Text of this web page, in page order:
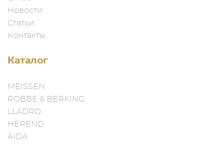
Новости
Статьи
Контакты
Каталог
MEISSEN
ROBBE & BERKING
LLADRO
HEREND
AIDA